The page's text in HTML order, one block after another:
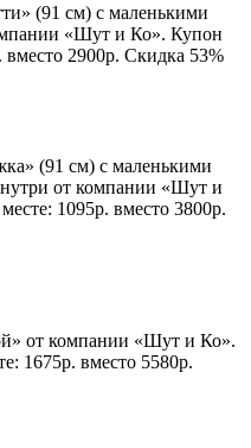
(91 см) с маленькими
«Шут и Ко». Купон
вместо 2900р. Скидка 53%
(91 см) с маленькими
от компании «Шут и
1095р. вместо 3800р.
от компании «Шут и Ко».
1675р. вместо 5580р.